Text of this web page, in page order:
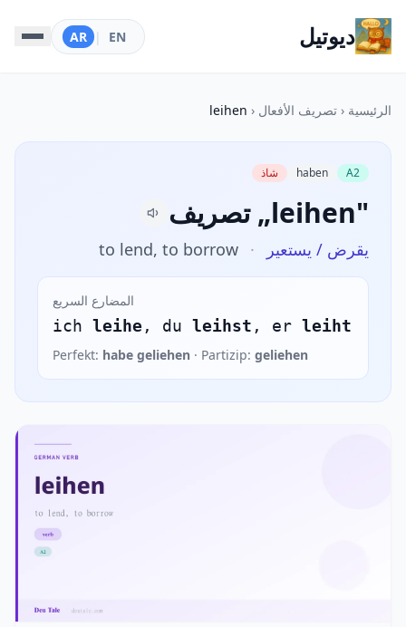
ديوتيل EN
|
AR
الرئيسية ‹ تصريف الأفعال ‹
leihen
A2
haben شاذ
تصريف „leihen"
يقرض / يستعير ·
to lend, to borrow
المضارع السريع
ich leihe , du leihst , er leiht
Perfekt: habe geliehen · Partizip: geliehen